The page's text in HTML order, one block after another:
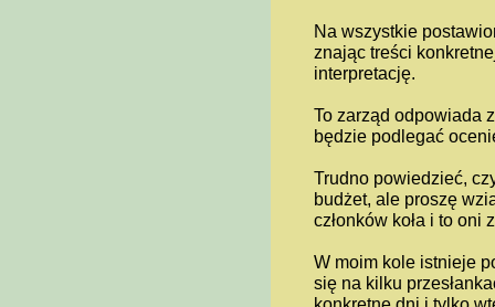
Na wszystkie
znając treści
interpretację.
To zarząd odpowiada
będzie podlegać
Trudno powiedzieć,
budżet, ale proszę
członków koła i to oni
W moim kole istnieje
się na kilku